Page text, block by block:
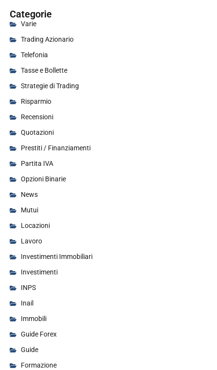
Categorie
Varie
Trading Azionario
Telefonia
Tasse e Bollette
Strategie di Trading
Risparmio
Recensioni
Quotazioni
Prestiti / Finanziamenti
Partita IVA
Opzioni Binarie
News
Mutui
Locazioni
Lavoro
Investimenti Immobiliari
Investimenti
INPS
Inail
Immobili
Guide Forex
Guide
Formazione